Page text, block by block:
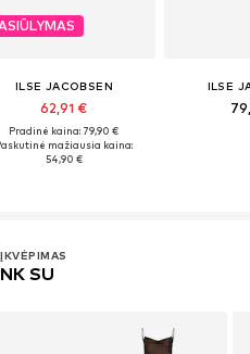
ILSE JACOBSEN
62,91 €
Pradinė kaina: 79,90 €
mažiausia kaina:
54,90 €
ILSE
SU